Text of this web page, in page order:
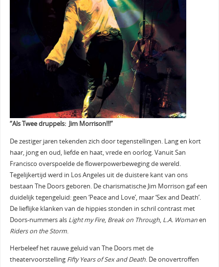
“Als Twee druppels: Jim Morrison!!!”
De zestiger jaren tekenden zich door tegenstellingen. Lang en kort
haar, jong en oud, liefde en haat, vrede en oorlog. Vanuit San
Francisco overspoelde de flowerpowerbeweging de wereld.
Tegelijkertijd werd in Los Angeles uit de duistere kant van ons
bestaan The Doors geboren. De charismatische Jim Morrison gaf een
duidelijk tegengeluid: geen ‘Peace and Love’, maar ‘Sex and Death’.
De lieflijke klanken van de hippies stonden in schril contrast met
Doors-nummers als Light my Fire, Break on Through, L.A. Womanen
Riders on the Storm.
Herbeleef het rauwe geluid van The Doors met de
theatervoorstelling Fifty Years of Sex and Death. De onovertroffen